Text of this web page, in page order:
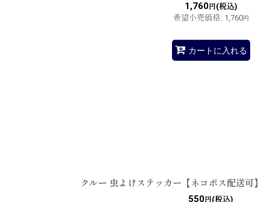
1,760円(税込)
希望小売価格: 1,760円
カートに入れる
クルー 虫よけステッカー【ネコポス配送可】
550 円(税込)